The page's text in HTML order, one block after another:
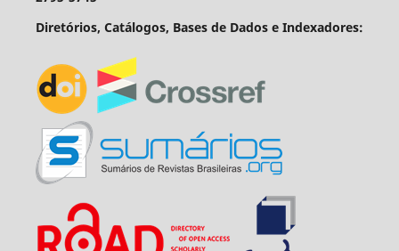
Diretórios, Catálogos, Bases de Dados e Indexadores: